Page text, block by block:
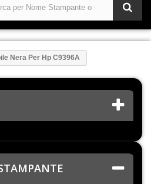
Nera Per Hp C9396A